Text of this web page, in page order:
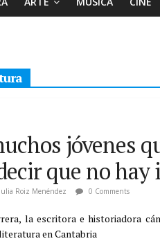
jóvenes
que no hay
Julia Roiz Menéndez 0 Comments
la escritora e historiadora
en Cantabria